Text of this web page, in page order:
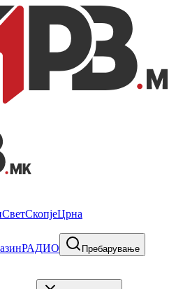
СветСкопјеЦрна
РАДИО Пребарување